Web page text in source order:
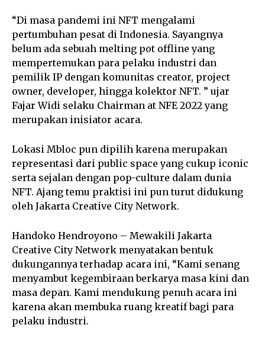
“Di masa pandemi ini NFT mengalami
pertumbuhan pesat di Indonesia. Sayangnya
belum ada sebuah melting pot offline yang
mempertemukan para pelaku industri dan
pemilik IP dengan komunitas creator, project
owner, developer, hingga kolektor NFT. ” ujar
Fajar Widi selaku Chairman at NFE 2022 yang
merupakan inisiator acara.
Lokasi Mbloc pun dipilih karena merupakan
representasi dari public space yang cukup iconic
serta sejalan dengan pop-culture dalam dunia
NFT. Ajang temu praktisi ini pun turut didukung
oleh Jakarta Creative City Network.
Handoko Hendroyono – Mewakili Jakarta
Creative City Network menyatakan bentuk
dukungannya terhadap acara ini, “Kami senang
menyambut kegembiraan berkarya masa kini dan
masa depan. Kami mendukung penuh acara ini
karena akan membuka ruang kreatif bagi para
pelaku industri.